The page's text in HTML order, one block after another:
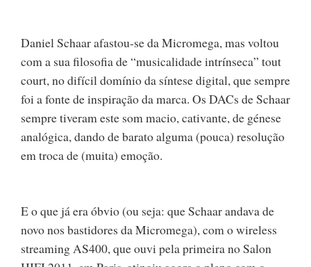
Daniel Schaar afastou-se da Micromega, mas voltou
com a sua filosofia de “musicalidade intrínseca” tout
court, no difícil domínio da síntese digital, que sempre
foi a fonte de inspiração da marca. Os DACs de Schaar
sempre tiveram este som macio, cativante, de génese
analógica, dando de barato alguma (pouca) resolução
em troca de (muita) emoção.
E o que já era óbvio (ou seja: que Schaar andava de
novo nos bastidores da Micromega), com o wireless
streaming AS400, que ouvi pela primeira no Salon